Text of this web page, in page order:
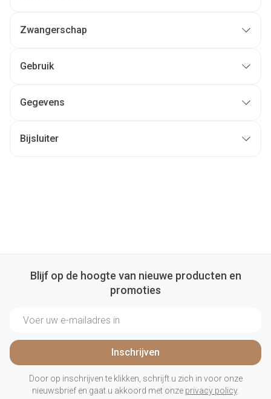
Zwangerschap
Gebruik
Gegevens
Bijsluiter
Blijf op de hoogte van nieuwe producten en
promoties
Inschrijven
Door op inschrijven te klikken, schrijft u zich in voor onze
nieuwsbrief en gaat u akkoord met onze privacy policy.